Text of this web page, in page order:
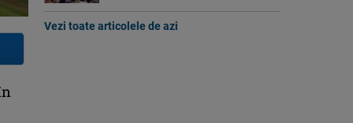
Vezi toate articolele de azi